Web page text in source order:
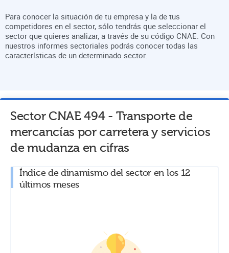
Para conocer la situación de tu empresa y la de tus
competidores en el sector, sólo tendrás que seleccionar el
sector que quieres analizar, a través de su código CNAE. Con
nuestros informes sectoriales podrás conocer todas las
características de un determinado sector.
Sector CNAE494- Transporte de
mercancías por carretera y servicios
de mudanza en cifras
Índice de dinamismo del sector en los 12
últimos meses